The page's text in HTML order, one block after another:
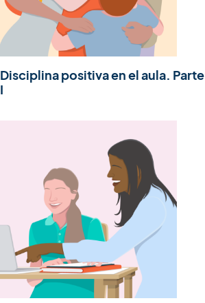
Disciplina positiva en el aula. Parte
I